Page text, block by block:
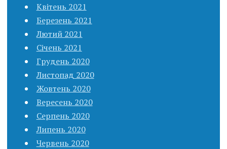
Квітень 2021
Березень 2021
Лютий 2021
Січень 2021
Грудень 2020
Листопад 2020
Жовтень 2020
Вересень 2020
Серпень 2020
Липень 2020
Червень 2020